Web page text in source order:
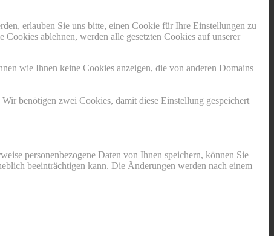
erlauben Sie uns bitte, einen Cookie für Ihre Einstellungen zu
ablehnen, werden alle gesetzten Cookies auf unserer
wie Ihnen keine Cookies anzeigen, die von anderen Domains
benötigen zwei Cookies, damit diese Einstellung gespeichert
personenbezogene Daten von Ihnen speichern, können Sie
beeinträchtigen kann. Die Änderungen werden nach einem